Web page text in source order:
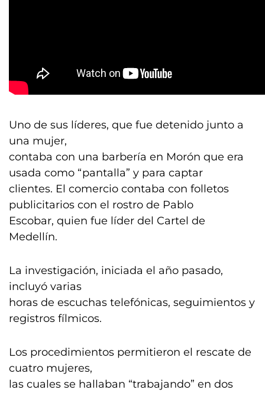
Uno de sus líderes, que fue detenido junto a
una mujer,
contaba con una barbería en Morón que era
usada como “pantalla” y para captar
clientes. El comercio contaba con folletos
publicitarios con el rostro de Pablo
Escobar, quien fue líder del Cartel de
Medellín.
La investigación, iniciada el año pasado,
incluyó varias
horas de escuchas telefónicas, seguimientos y
registros fílmicos.
Los procedimientos permitieron el rescate de
cuatro mujeres,
las cuales se hallaban “trabajando” en dos